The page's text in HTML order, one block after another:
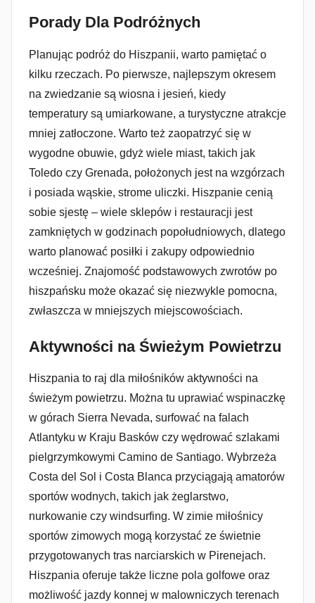
Porady Dla Podróżnych
Planując podróż do Hiszpanii, warto pamiętać o
kilku rzeczach. Po pierwsze, najlepszym okresem
na zwiedzanie są wiosna i jesień, kiedy
temperatury są umiarkowane, a turystyczne atrakcje
mniej zatłoczone. Warto też zaopatrzyć się w
wygodne obuwie, gdyż wiele miast, takich jak
Toledo czy Grenada, położonych jest na wzgórzach
i posiada wąskie, strome uliczki. Hiszpanie cenią
sobie sjestę – wiele sklepów i restauracji jest
zamkniętych w godzinach popołudniowych, dlatego
warto planować posiłki i zakupy odpowiednio
wcześniej. Znajomość podstawowych zwrotów po
hiszpańsku może okazać się niezwykle pomocna,
zwłaszcza w mniejszych miejscowościach.
Aktywności na Świeżym Powietrzu
Hiszpania to raj dla miłośników aktywności na
świeżym powietrzu. Można tu uprawiać wspinaczkę
w górach Sierra Nevada, surfować na falach
Atlantyku w Kraju Basków czy wędrować szlakami
pielgrzymkowymi Camino de Santiago. Wybrzeża
Costa del Sol i Costa Blanca przyciągają amatorów
sportów wodnych, takich jak żeglarstwo,
nurkowanie czy windsurfing. W zimie miłośnicy
sportów zimowych mogą korzystać ze świetnie
przygotowanych tras narciarskich w Pirenejach.
Hiszpania oferuje także liczne pola golfowe oraz
możliwość jazdy konnej w malowniczych terenach